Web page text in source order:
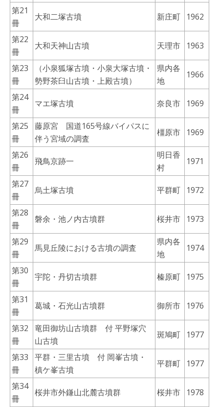
第21
冊
大和二塚古墳 新庄町 1962
第22
冊
大和天神山古墳 天理市 1963
第23
冊
（小泉狐塚古墳・小泉大塚古墳・
勢野茶臼山古墳・上殿古墳）
県内各
地
1966
第24
冊
マエ塚古墳 奈良市 1969
第25
冊
藤原宮 国道165号線バイパスに
伴う宮域の調査
橿原市 1969
第26
冊
飛鳥京跡一
明日香
村
1971
第27
冊
烏土塚古墳 平群町 1972
第28
冊
磐余・池ノ内古墳群 桜井市 1973
第29
冊
馬見丘陵における古墳の調査
県内各
地
1974
第30
冊
宇陀・丹切古墳群 榛原町 1975
第31
冊
葛城・石光山古墳群 御所市 1976
第32
冊
竜田御坊山古墳群 付 平野塚穴
山古墳
斑鳩町 1977
第33
冊
平群・三里古墳 付 岡峯古墳・
槙ケ峯古墳
平群町 1977
第34
冊
桜井市外鎌山北麓古墳群 桜井市 1978